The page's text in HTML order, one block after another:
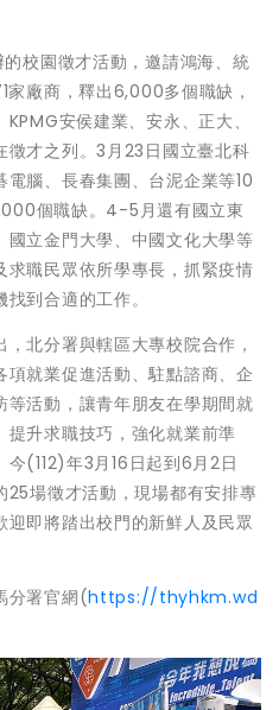
校園徵才活動，邀請鴻海、統
家廠商，釋出6,000多個職缺，
安侯建業、安永、正大、
徵才之列。3月23日國立臺北科
腦、長春集團、台泥企業等10
個職缺。4-5月還有國立東
立金門大學、中國文化大學等
職民眾依所學專長，抓緊疫情
到合適的工作。
北分署與轄區大專校院合作，
就業促進活動、駐點諮商、企
活動，讓青年朋友在學期間就
提升求職技巧，強化就業前準
(112)年3月16日起到6月2日
25場徵才活動，現場都有安排專
即將踏出校門的新鮮人及民眾
分署官網(https://thyhkm.wd